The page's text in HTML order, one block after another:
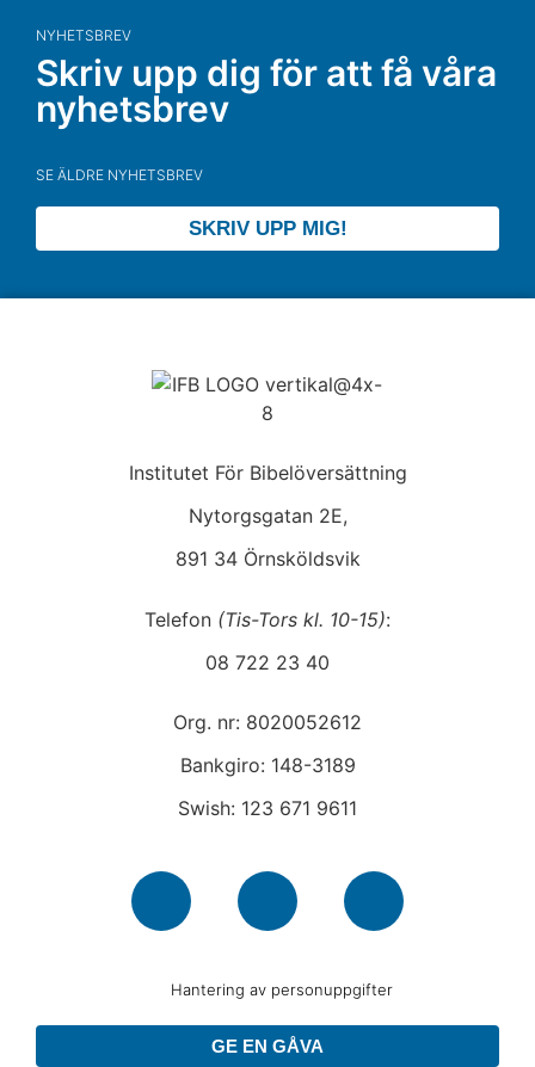
NYHETSBREV
Skriv upp dig för att få våra
nyhetsbrev
SE ÄLDRE NYHETSBREV
SKRIV UPP MIG!
Institutet För Bibelöversättning
Nytorgsgatan 2E,
891 34 Örnsköldsvik
Telefon (Tis-Tors kl. 10-15):
08 722 23 40
Org. nr: 8020052612
Bankgiro: 148-3189
Swish: 123 671 9611
Hantering av personuppgifter
GE EN GÅVA